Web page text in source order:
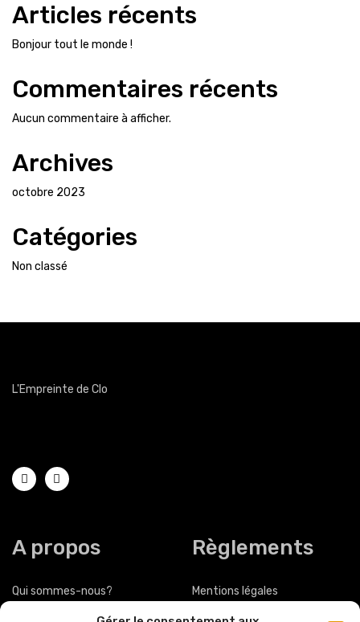
Articles récents
Bonjour tout le monde !
Commentaires récents
Aucun commentaire à afficher.
Archives
octobre 2023
Catégories
Non classé
L'Empreinte de Clo
A propos
Qui sommes-nous?
Règlements
Mentions légales